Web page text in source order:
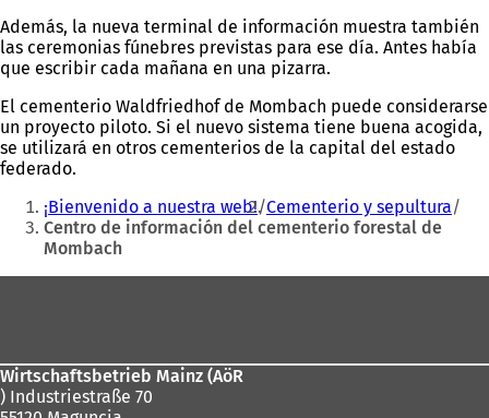
Además, la nueva terminal de información muestra también
las ceremonias fúnebres previstas para ese día. Antes había
que escribir cada mañana en una pizarra.
El cementerio Waldfriedhof de Mombach puede considerarse
un proyecto piloto. Si el nuevo sistema tiene buena acogida,
se utilizará en otros cementerios de la capital del estado
federado.
Estás
aquí:
¡Bienvenido a nuestra web! Cementerio y sepultura
Centro de información del cementerio forestal de
Mombach
pies
Wirtschaftsbetrieb Mainz (AöR
) Industriestraße 70